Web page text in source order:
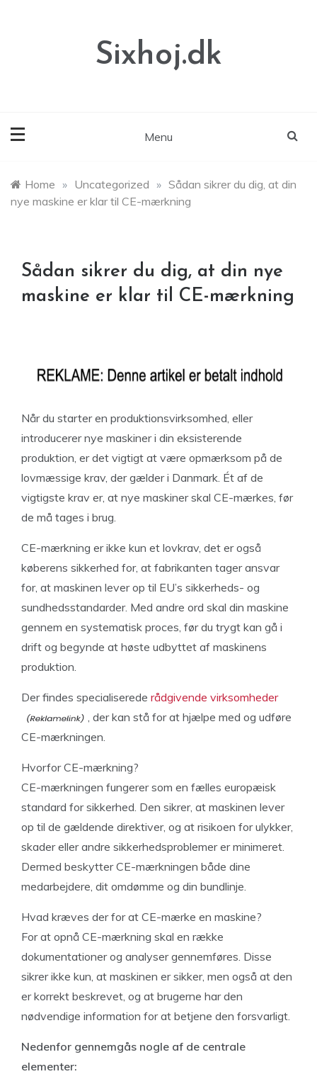
Sixhoj.dk
Menu
Home » Uncategorized » Sådan sikrer du dig, at din
nye maskine er klar til CE-mærkning
Sådan sikrer du dig, at din nye
maskine er klar til CE-mærkning
Når du starter en produktionsvirksomhed, eller
introducerer nye maskiner i din eksisterende
produktion, er det vigtigt at være opmærksom på de
lovmæssige krav, der gælder i Danmark. Ét af de
vigtigste krav er, at nye maskiner skal CE-mærkes, før
de må tages i brug.
CE-mærkning er ikke kun et lovkrav, det er også
køberens sikkerhed for, at fabrikanten tager ansvar
for, at maskinen lever op til EU’s sikkerheds- og
sundhedsstandarder. Med andre ord skal din maskine
gennem en systematisk proces, før du trygt kan gå i
drift og begynde at høste udbyttet af maskinens
produktion.
Der findes specialiserede rådgivende virksomheder
, der kan stå for at hjælpe med og udføre
CE-mærkningen.
Hvorfor CE-mærkning?
CE-mærkningen fungerer som en fælles europæisk
standard for sikkerhed. Den sikrer, at maskinen lever
op til de gældende direktiver, og at risikoen for ulykker,
skader eller andre sikkerhedsproblemer er minimeret.
Dermed beskytter CE-mærkningen både dine
medarbejdere, dit omdømme og din bundlinje.
Hvad kræves der for at CE-mærke en maskine?
For at opnå CE-mærkning skal en række
dokumentationer og analyser gennemføres. Disse
sikrer ikke kun, at maskinen er sikker, men også at den
er korrekt beskrevet, og at brugerne har den
nødvendige information for at betjene den forsvarligt.
Nedenfor gennemgås nogle af de centrale
elementer: